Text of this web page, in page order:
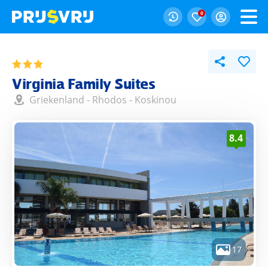
0
Virginia Family Suites
Griekenland - Rhodos - Koskinou
17
8.4